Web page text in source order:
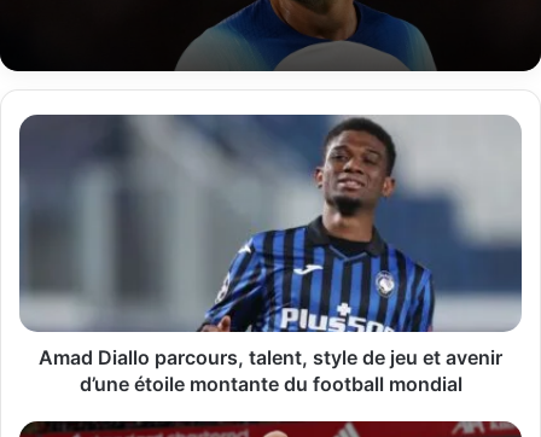
Amad
parcours,
et
avenir
d’une
du
Amad Diallo parcours, talent, style de jeu et avenir
d’une étoile montante du football mondial
Bryan